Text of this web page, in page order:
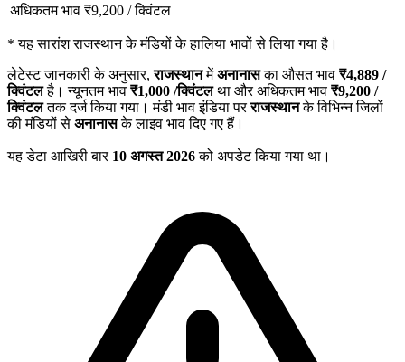
अधिकतम भाव ₹9,200 /क्विंटल
*यह सारांश राजस्थान के मंडियों के हालिया भावों से लिया गया है।
लेटेस्ट जानकारी के अनुसार,राजस्थानमेंअनानासका औसत भाव ₹4,889 /
क्विंटलहै। न्यूनतम भाव ₹1,000 /क्विंटलथा और अधिकतम भाव ₹9,200 /
क्विंटलतक दर्ज किया गया। मंडी भाव इंडिया परराजस्थानके विभिन्न जिलों
की मंडियों से अनानासके लाइव भाव दिए गए हैं।
यह डेटा आखिरी बार 10 अगस्त 2026को अपडेट किया गया था।